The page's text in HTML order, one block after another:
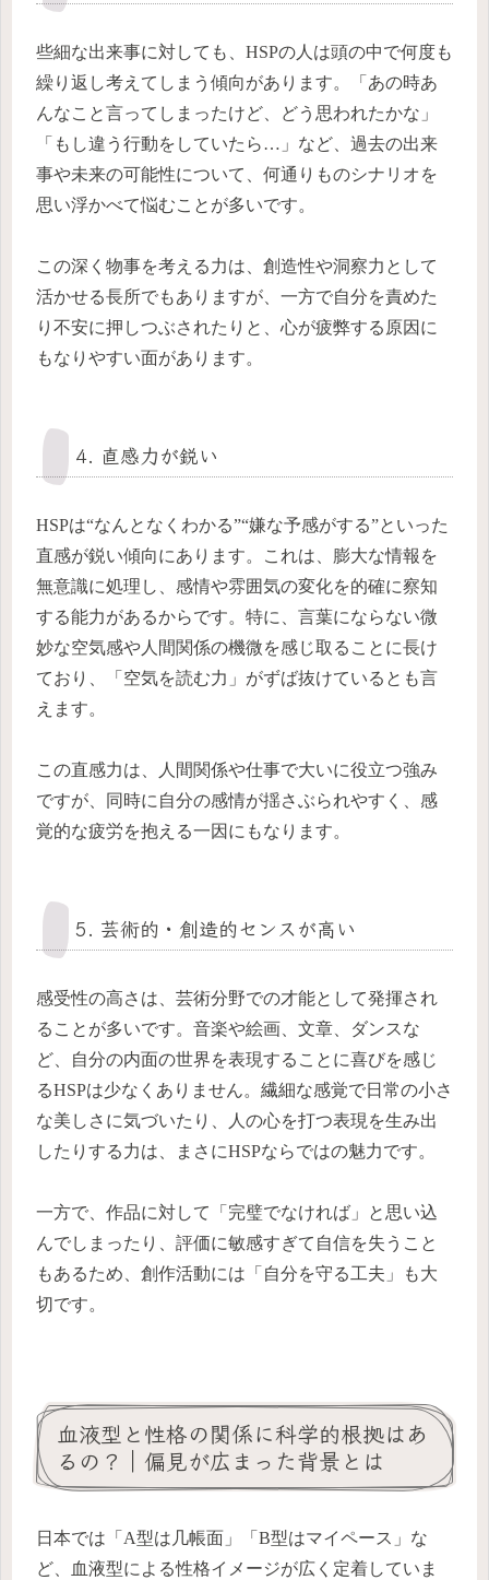
些細な出来事に対しても、HSPの人は頭の中で何度も
繰り返し考えてしまう傾向があります。「あの時あ
んなこと言ってしまったけど、どう思われたかな」
「もし違う行動をしていたら…」など、過去の出来
事や未来の可能性について、何通りものシナリオを
思い浮かべて悩むことが多いです。
この深く物事を考える力は、創造性や洞察力として
活かせる長所でもありますが、一方で自分を責めた
り不安に押しつぶされたりと、心が疲弊する原因に
もなりやすい面があります。
4. 直感力が鋭い
HSPは“なんとなくわかる”“嫌な予感がする”といった
直感が鋭い傾向にあります。これは、膨大な情報を
無意識に処理し、感情や雰囲気の変化を的確に察知
する能力があるからです。特に、言葉にならない微
妙な空気感や人間関係の機微を感じ取ることに長け
ており、「空気を読む力」がずば抜けているとも言
えます。
この直感力は、人間関係や仕事で大いに役立つ強み
ですが、同時に自分の感情が揺さぶられやすく、感
覚的な疲労を抱える一因にもなります。
5. 芸術的・創造的センスが高い
感受性の高さは、芸術分野での才能として発揮され
ることが多いです。音楽や絵画、文章、ダンスな
ど、自分の内面の世界を表現することに喜びを感じ
るHSPは少なくありません。繊細な感覚で日常の小さ
な美しさに気づいたり、人の心を打つ表現を生み出
したりする力は、まさにHSPならではの魅力です。
一方で、作品に対して「完璧でなければ」と思い込
んでしまったり、評価に敏感すぎて自信を失うこと
もあるため、創作活動には「自分を守る工夫」も大
切です。
血液型と性格の関係に科学的根拠はあ
るの？｜偏見が広まった背景とは
日本では「A型は几帳面」「B型はマイペース」な
ど、血液型による性格イメージが広く定着していま